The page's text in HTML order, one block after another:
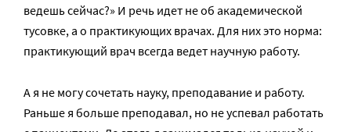
ведешь сейчас?» И речь идет не об академической
тусовке, а о практикующих врачах. Для них это норма:
практикующий врач всегда ведет научную работу.
А я не могу сочетать науку, преподавание и работу.
Раньше я больше преподавал, но не успевал работать